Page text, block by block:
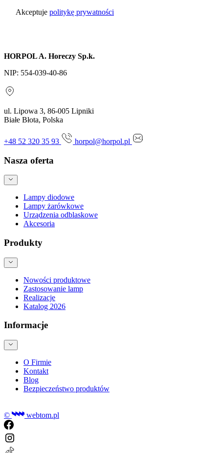
Akceptuje politykę prywatności
HORPOL A. Horeczy Sp.k.
NIP: 554-039-40-86
ul. Lipowa 3, 86-005 Lipniki
Białe Błota, Polska
+48 52 320 35 93 horpol@horpol.pl
Nasza oferta
Lampy diodowe
Lampy żarówkowe
Urządzenia odblaskowe
Akcesoria
Produkty
Nowości produktowe
Zastosowanie lamp
Realizacje
Katalog 2026
Informacje
O Firmie
Kontakt
Blog
Bezpieczeństwo produktów
© webtom.pl